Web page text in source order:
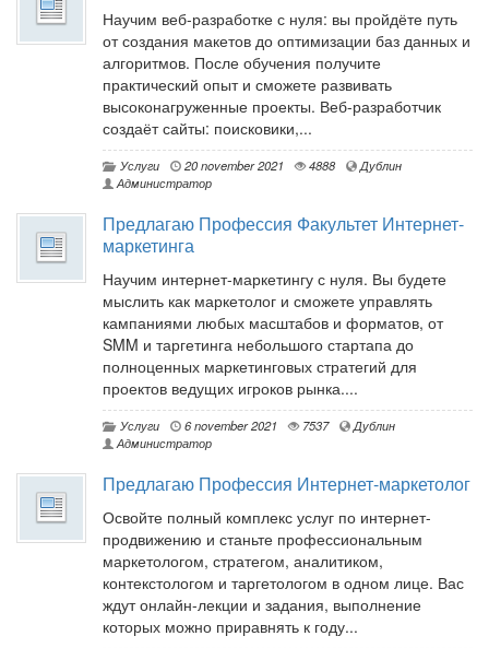
Научим веб-разработке с нуля: вы пройдёте путь
от создания макетов до оптимизации баз данных и
алгоритмов. После обучения получите
практический опыт и сможете развивать
высоконагруженные проекты. Веб-разработчик
создаёт сайты: поисковики,...
Услуги 20 november 2021 4888
Дублин
Администратор
Предлагаю Профессия Факультет Интернет-
маркетинга
Научим интернет-маркетингу с нуля. Вы будете
мыслить как маркетолог и сможете управлять
кампаниями любых масштабов и форматов, от
SMM и таргетинга небольшого стартапа до
полноценных маркетинговых стратегий для
проектов ведущих игроков рынка....
Услуги 6 november 2021 7537
Дублин
Администратор
Предлагаю Профессия Интернет-маркетолог
Освойте полный комплекс услуг по интернет-
продвижению и станьте профессиональным
маркетологом, стратегом, аналитиком,
контекстологом и таргетологом в одном лице. Вас
ждут онлайн-лекции и задания, выполнение
которых можно приравнять к году...